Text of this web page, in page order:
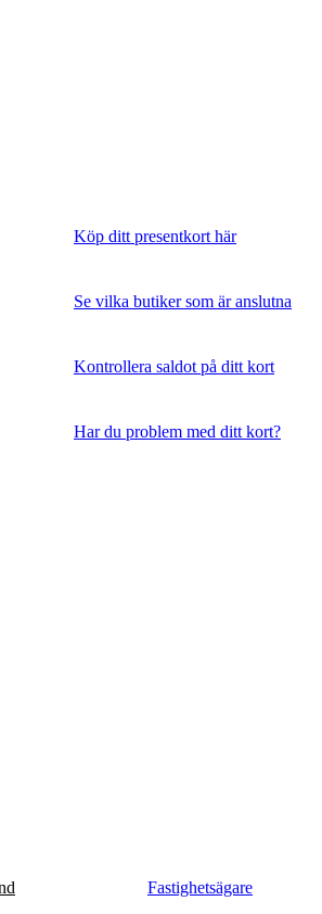
Köp ditt presentkort här
Se vilka butiker som är anslutna
Kontrollera saldot på ditt kort
Har du problem med ditt kort?
Fastighetsägare